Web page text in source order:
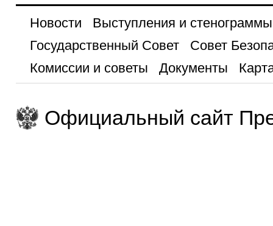
Новости
Выступления и стенограммы
Государственный Совет
Совет
Комиссии и советы
Документы
Официальный сайт